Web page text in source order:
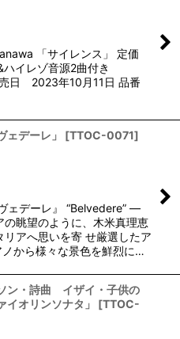
「サイレンス」 定価
イレゾ音源2曲付き
日 2023年10月11日 品番
ェデーレ」 [TTOC-0071]
ェデーレ』 “Belvedere” ―
の眺望のように、木米真理恵
リアへ思いを寄 せ厳選したア
ノから様々な景色を鮮烈に…
ン・詩曲 イザイ・子供の
オリンソナタ」
[TTOC-